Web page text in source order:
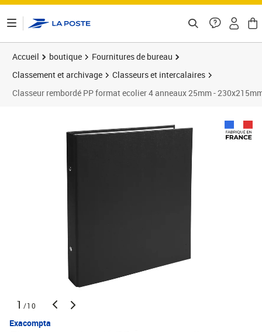
Accueil boutique
Fournitures de bureau
Classement et archivage
Classeurs et intercalaires
Classeur rembordé PP format ecolier 4 anneaux 25mm -
1 /10
Exacompta